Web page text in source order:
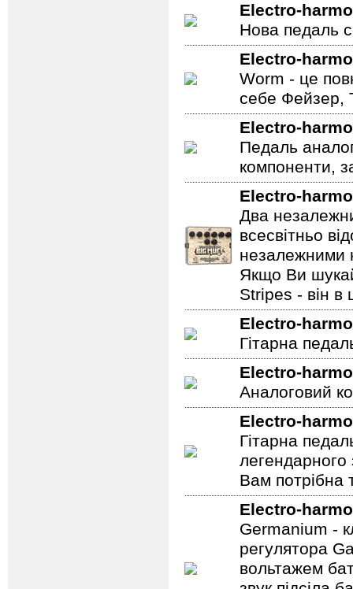
Electro-
Нова педаль
Electro-
Worm - це
себе Фейзер,
Electro-
Педаль
компоненти,
Electro-
Два
всесвітньо
незалежними
Якщо Ви
Stripes - він в
Electro-
Гітарна
Electro-
Аналоговий
Electro-
Гітарна
Вам потрібна
Electro-
Germanium -
регулятора
вольтажем